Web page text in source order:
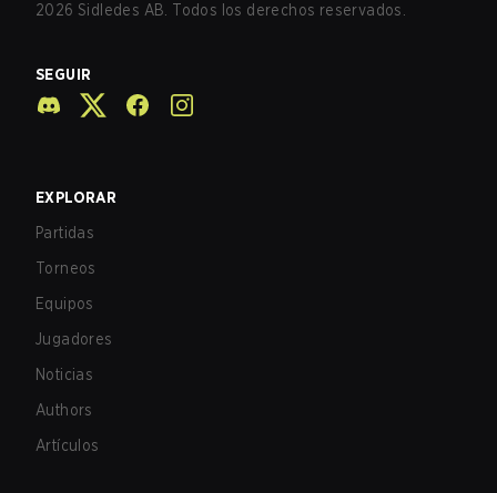
2026 Sidledes AB. Todos los derechos reservados.
SEGUIR
EXPLORAR
Partidas
Torneos
Equipos
Jugadores
Noticias
Authors
Artículos